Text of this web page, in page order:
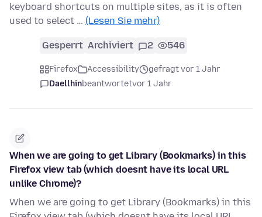
keyboard shortcuts on multiple sites, as it is often
used to select … (Lesen Sie mehr)
Gesperrt Archiviert 2 546
Firefox Accessibility
gefragt vor 1 Jahr
Daellhinbeantwortetvor 1 Jahr
When we are going to get Library (Bookmarks) in this
Firefox view tab (which doesnt have its local URL
unlike Chrome)?
When we are going to get Library (Bookmarks) in this